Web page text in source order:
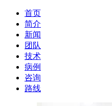
首页
简介
新闻
团队
技术
病例
咨询
路线